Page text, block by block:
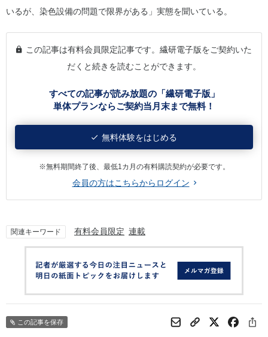
いるが、染色設備の問題で限界がある」実態を聞いている。
この記事は有料会員限定記事です。繊研電子版をご契約いた
だくと続きを読むことができます。
すべての記事が読み放題の「繊研電子版」
単体プランならご契約当月末まで無料！
無料体験をはじめる
※無料期間終了後、最低1カ月の有料購読契約が必要です。
会員の方はこちらからログイン
関連キーワード 有料会員限定 連載
この記事を保存